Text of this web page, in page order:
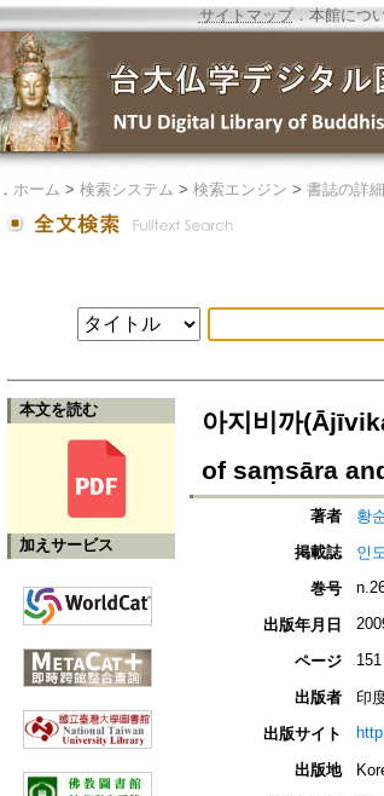
サイトマップ．本館につ
． ホーム > 検索システム > 検索エンジン > 書誌の詳
本文を読む
加えサービス
아지비까
of saṃsāra
著者
황
掲載誌
인
巻号
出版年月日
ページ
出版者
印
出版サイト
出版地